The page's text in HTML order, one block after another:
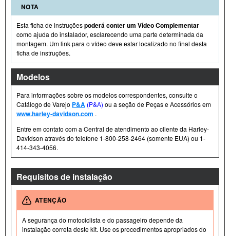
NOTA
Esta ficha de instruçõespoderá conter um Vídeo Complementar
como ajuda do instalador, esclarecendo uma parte determinada da
montagem. Um link para o vídeo deve estar localizado no final desta
ficha de instruções.
Modelos
Para informações sobre os modelos correspondentes, consulte o
Catálogo de Varejo P&A (P&A) ou a seção de Peças e Acessórios em
www.harley-davidson.com .
Entre em contato com a Central de atendimento ao cliente da Harley-
Davidson através do telefone 1-800-258-2464 (somente EUA) ou 1-
414-343-4056.
Requisitos de instalação
ATENÇÃO
A segurança do motociclista e do passageiro depende da
instalação correta deste kit. Use os procedimentos apropriados do